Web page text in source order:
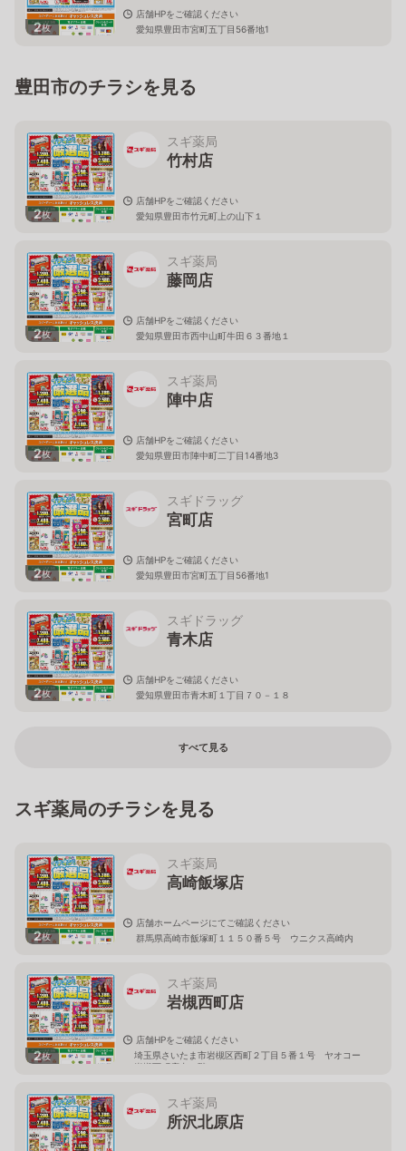
2枚
店舗HPをご確認ください
愛知県豊田市宮町五丁目56番地1
豊田市のチラシを見る
2枚
スギ薬局
竹村店
店舗HPをご確認ください
愛知県豊田市竹元町上の山下１
2枚
スギ薬局
藤岡店
店舗HPをご確認ください
愛知県豊田市西中山町牛田６３番地１
2枚
スギ薬局
陣中店
店舗HPをご確認ください
愛知県豊田市陣中町二丁目14番地3
2枚
スギドラッグ
宮町店
店舗HPをご確認ください
愛知県豊田市宮町五丁目56番地1
2枚
スギドラッグ
青木店
店舗HPをご確認ください
愛知県豊田市青木町１丁目７０－１８
すべて見る
スギ薬局のチラシを見る
2枚
スギ薬局
高崎飯塚店
店舗ホームページにてご確認ください
群馬県高崎市飯塚町１１５０番５号 ウニクス高崎内
2枚
スギ薬局
岩槻西町店
店舗HPをご確認ください
埼玉県さいたま市岩槻区西町２丁目５番１号 ヤオコー
岩槻西町店内１階
スギ薬局
所沢北原店